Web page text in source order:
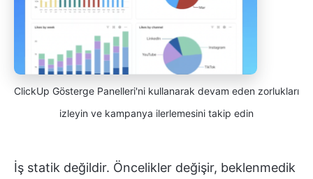
ClickUp Gösterge Panelleri'ni kullanarak devam eden zorlukları
izleyin ve kampanya ilerlemesini takip edin
İş statik değildir. Öncelikler değişir, beklenmedik